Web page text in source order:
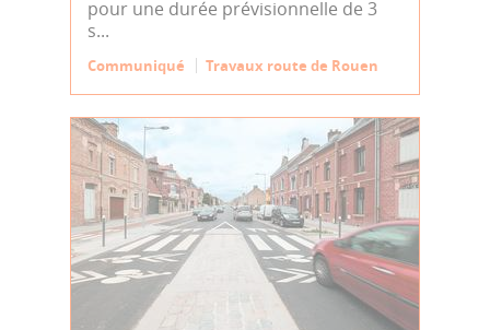
pour une durée prévisionnelle de 3
s...
Communiqué Travaux route de Rouen